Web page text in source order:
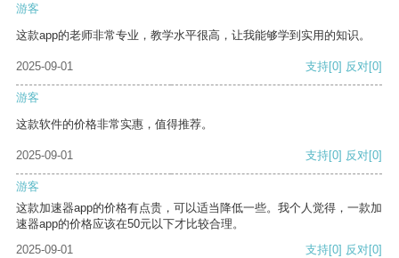
游客
这款app的老师非常专业，教学水平很高，让我能够学到实用的知识。
2025-09-01 支持[0] 反对[0]
游客
这款软件的价格非常实惠，值得推荐。
2025-09-01 支持[0] 反对[0]
游客
这款加速器app的价格有点贵，可以适当降低一些。我个人觉得，一款加
速器app的价格应该在50元以下才比较合理。
2025-09-01
支持[0] 反对[0]